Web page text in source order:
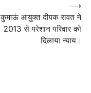
कुमाऊं आयुक्त दीपक रावत ने
2013 से परेशान परिवार को
दिलाया न्याय।
⟶